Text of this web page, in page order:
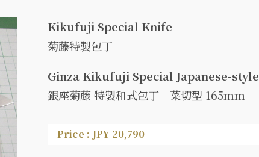
Kikufuji Special Knife
菊藤特製包丁
Ginza Kikufuji Special Japanese-
銀座菊藤 特製和式包丁 菜切型 165mm
Price : JPY 20,790